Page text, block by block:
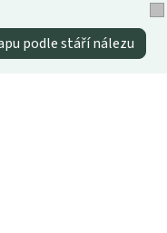
podle stáří nálezu